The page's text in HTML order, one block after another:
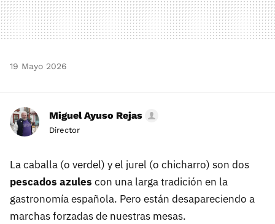
19 Mayo 2026
Miguel Ayuso Rejas
Director
La caballa (o verdel) y el jurel (o chicharro) son dos
pescados azules con una larga tradición en la
gastronomía española. Pero están desapareciendo a
marchas forzadas de nuestras mesas.